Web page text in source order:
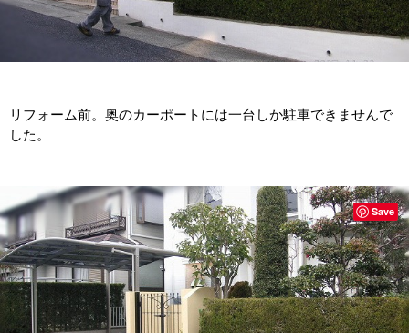
リフォーム前。奥のカーポートには一台しか駐車できませんで
した。
Save